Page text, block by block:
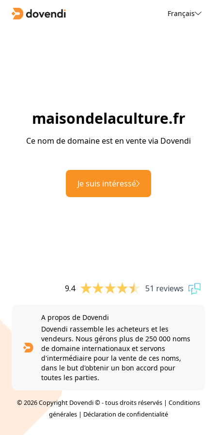
Français
maisondelaculture.fr
Ce nom de domaine est en vente via Dovendi
Je suis intéressé
9.4 51 reviews
A propos de Dovendi
Dovendi rassemble les acheteurs et les
vendeurs. Nous gérons plus de 250 000 noms
de domaine internationaux et servons
d'intermédiaire pour la vente de ces noms,
dans le but d'obtenir un bon accord pour
toutes les parties.
© 2026 Copyright Dovendi © - tous droits réservés | Conditions
générales | Déclaration de confidentialité